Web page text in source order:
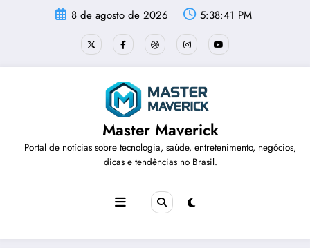
8 de agosto de 2026 5:38:41 PM
Master Maverick
Portal de notícias sobre tecnologia, saúde, entretenimento, negócios,
dicas e tendências no Brasil.